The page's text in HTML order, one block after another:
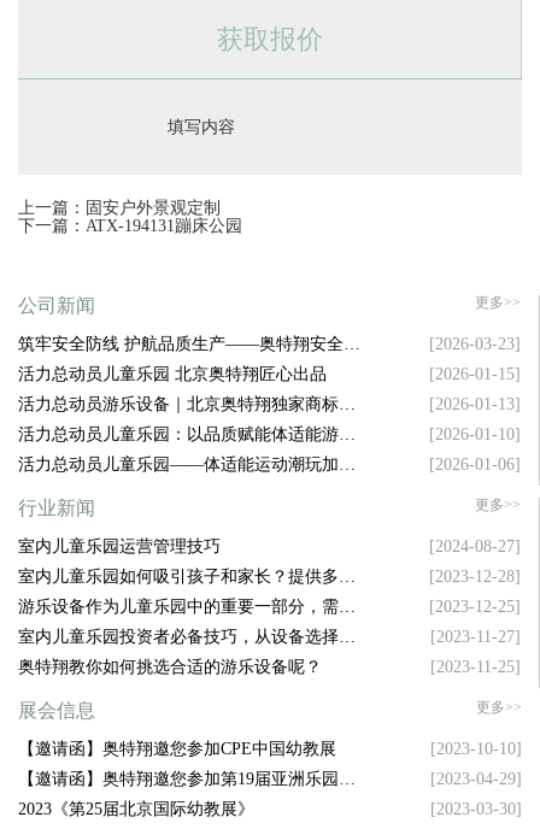
获取报价
填写内容
上一篇：固安户外景观定制
下一篇：ATX-194131蹦床公园
公司新闻 更多>>
筑牢安全防线 护航品质生产——奥特翔安全生
产大会顺利召开
[2026-03-23]
活力总动员儿童乐园 北京奥特翔匠心出品
[2026-01-15]
活力总动员游乐设备｜北京奥特翔独家商标坐
镇，拿捏游乐圈流量密码
[2026-01-13]
活力总动员儿童乐园：以品质赋能体适能游乐
新升级
[2026-01-10]
活力总动员儿童乐园——体适能运动潮玩加盟
[2026-01-06]
行业新闻 更多>>
室内儿童乐园运营管理技巧
[2024-08-27]
室内儿童乐园如何吸引孩子和家长？提供多样
化设施是关键！
[2023-12-28]
游乐设备作为儿童乐园中的重要一部分，需要
具备哪些特点才能吸引孩子的注意力呢？
[2023-12-25]
室内儿童乐园投资者必备技巧，从设备选择到
空间布局，样样精通！
[2023-11-27]
奥特翔教你如何挑选合适的游乐设备呢？
[2023-11-25]
展会信息 更多>>
【邀请函】奥特翔邀您参加CPE中国幼教展
[2023-10-10]
【邀请函】奥特翔邀您参加第19届亚洲乐园及
景点博览会
[2023-04-29]
2023《第25届北京国际幼教展》
[2023-03-30]